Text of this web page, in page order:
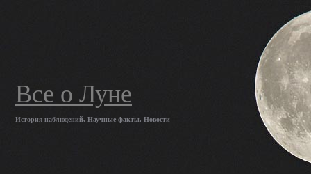
Все о Луне
История наблюдений, Научные факты, Новости